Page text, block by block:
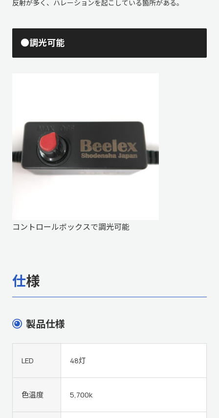
反射が多く、ハレーションを起こしている箇所がある。
●調光可能
コントロールボックスで調光可能
仕様
製品仕様
LED 48灯
色温度 5,700k